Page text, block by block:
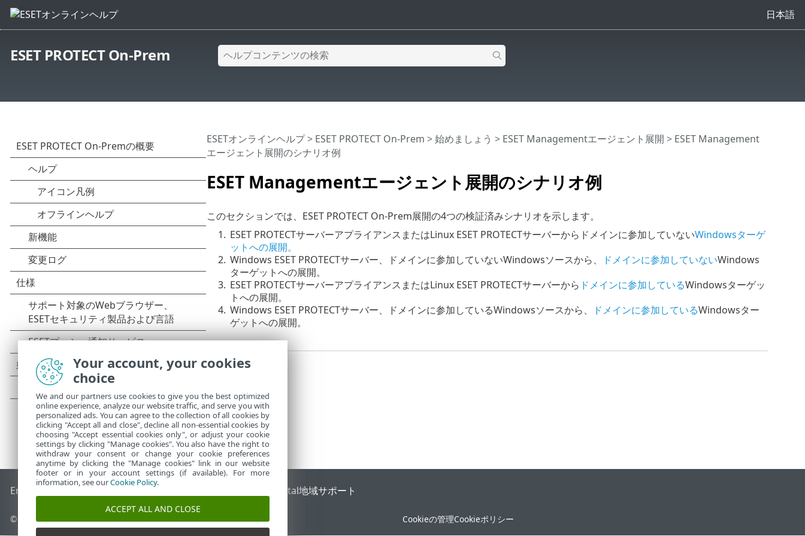
日本語
ESET PROTECT On-Prem
ESET Managementエージェント展開のシナリオ例
ESETオンラインヘルプ> ESET PROTECT On-Prem >始めましょう > ESET Managementエージェント展開 > ESET Management
エージェント展開のシナリオ例
このセクションでは、ESET PROTECT On-Prem展開の4つの検証済みシナリオを示します。
1. ESET PROTECTサーバーアプライアンスまたはLinux ESET PROTECTサーバーからドメインに参加していないWindowsターゲ
ットへの展開。
2. Windows ESET PROTECTサーバー、ドメインに参加していないWindowsソースから、 ドメインに参加していないWindows
ターゲットへの展開。
3. ESET PROTECTサーバーアプライアンスまたはLinux ESET PROTECTサーバーから ドメインに参加しているWindowsターゲッ
トへの展開。
4. Windows ESET PROTECTサーバー、ドメインに参加しているWindowsソースから、 ドメインに参加しているWindowsター
ゲットへの展開。
End of Life ESETナレッジベース ESETフォーラム ESET Status Portal地域サポート
© 1992 - 2026 ESET, spol. s r.o. - All rights reserved. Cookieの管理Cookieポリシー
Your account, your cookies
choice
We and our partners use cookies to give you the best optimized
online experience, analyze our website traffic, and serve you with
personalized ads. You can agree to the collection of all cookies by
clicking "Accept all and close", decline all non-essential cookies by
choosing "Accept essential cookies only", or adjust your cookie
settings by clicking "Manage cookies". You also have the right to
withdraw your consent or change your cookie preferences
anytime by clicking the "Manage cookies" link in our website
footer or in your account settings (if available). For more
information, see ourCookie Policy.
ACCEPT ALL AND CLOSE